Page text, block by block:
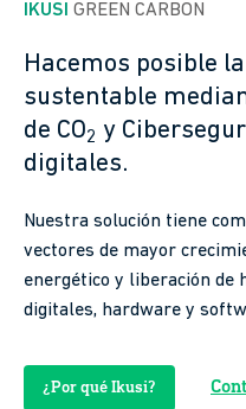
IKUSI GREEN CARBON
Hacemos posible
sustentable
de CO2 y
digitales.
Nuestra solución tiene
vectores de mayor
energético y liberación de
digitales, hardware y
¿Por qué Ikusi?